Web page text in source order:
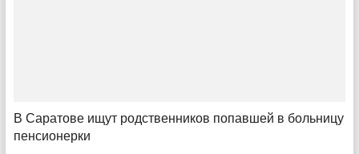
Камерные меры
Как «Безопасный город» помогает отправлять
В Саратове ищут родственников попавшей в больницу
пенсионерки